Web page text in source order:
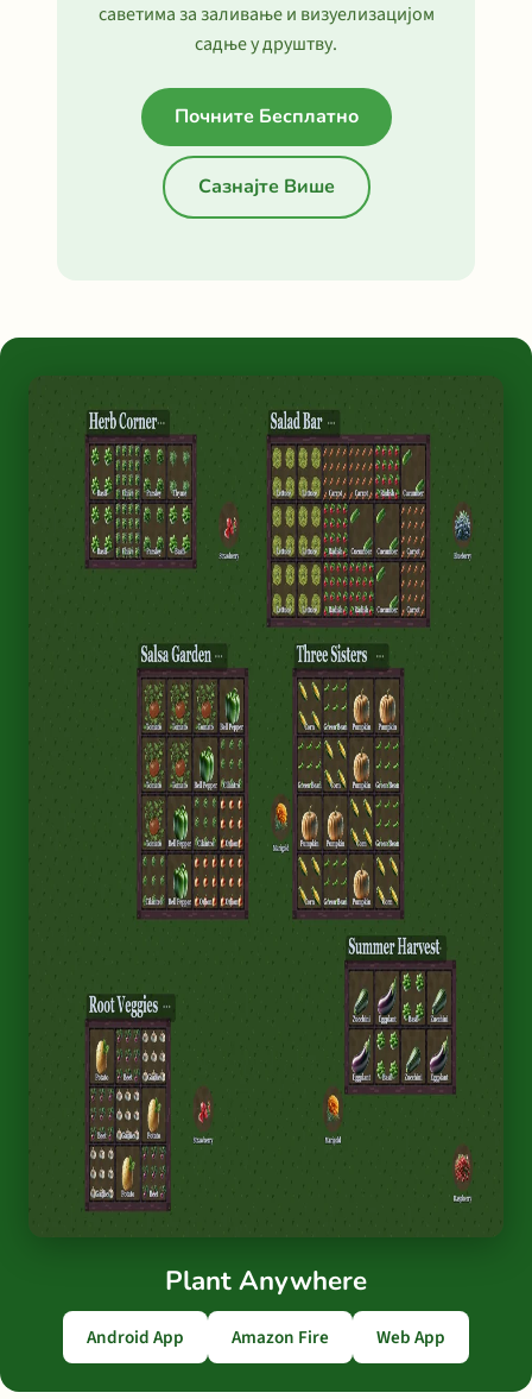
саветима за заливање и визуелизацијом
садње у друштву.
Почните Бесплатно
Сазнајте Више
Plant Anywhere
Android App Amazon Fire Web App